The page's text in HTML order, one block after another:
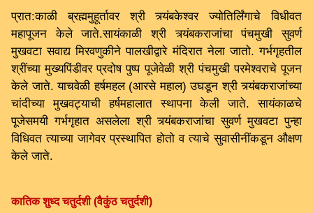
प्रात:काळी ब्रह्ममुहूर्तावर श्री त्र्यंबकेश्वर ज्योतिर्लिंगाचे विधीवत
महापूजन केले जाते.सायंकाळी श्री त्र्यंबकराजांचा पंचमुखी सुवर्ण
मुखवटा सवाद्य मिरवणुकीने पालखीद्वारे मंदिरात नेला जातो. गर्भगृहतील
श्रींच्या मुख्यपिंडीवर प्रदोष पुष्प पूजेवेळी श्री पंचमुखी परमेश्वराचे पूजन
केले जाते. याचवेळी हर्षमहल (आरसे महाल) उघडून श्री त्र्यंबकराजांच्या
चांदीच्या मुखवट्याची हर्षमहालात स्थापना केली जाते. सायंकाळचे
पूजेसमयी गर्भगृहात असलेला श्री त्र्यंबकराजांचा सुवर्ण मुखवटा पुन्हा
विधिवत त्याच्या जागेवर प्रस्थापित होतो व त्याचे सुवासीनींकडून औक्षण
केले जाते.
कातिक शुध्द चतुर्दशी (वैकुंठ चतुर्दशी)